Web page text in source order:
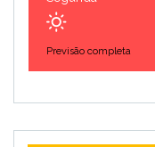
Previsão completa